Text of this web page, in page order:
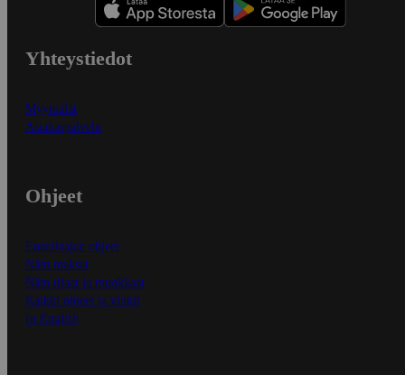
Yhteystiedot
Myymälät
Asiakaspalvelu
Ohjeet
Ensitilaajan ohjeet
Näin maksat
Näin tilaat ja muokkaat
Kaikki ohjeet ja vinkit
In English